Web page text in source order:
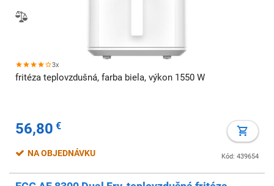
3x
fritéza teplovzdušná, farba biela, výkon 1550 W
56,80 €
Kód: 439654
NA OBJEDNÁVKU